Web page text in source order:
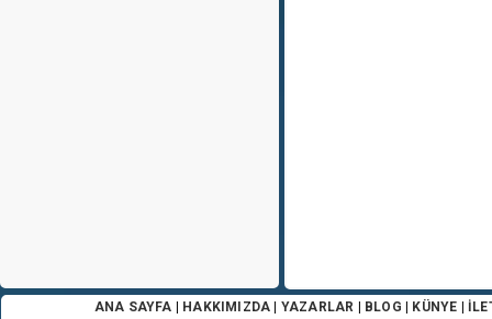
ANA SAYFA HAKKIMIZDA YAZARLAR BLOG KÜNYE